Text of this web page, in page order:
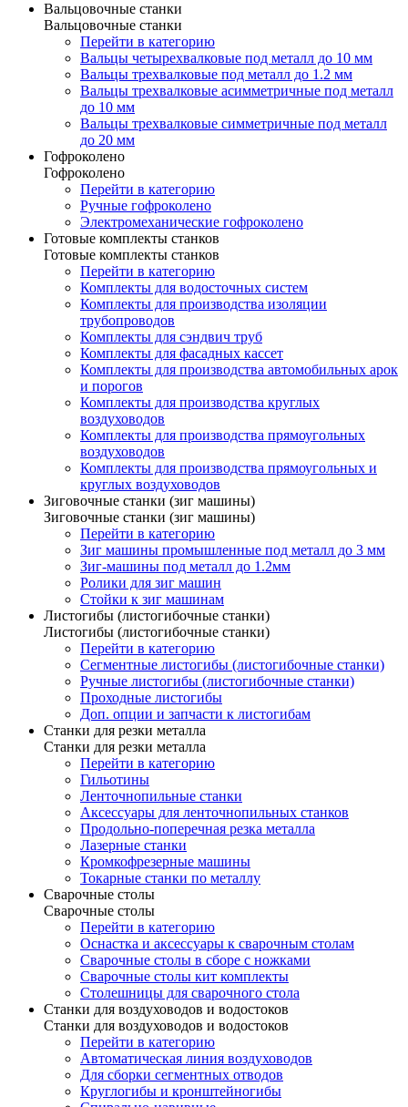
Вальцовочные станки
Вальцовочные станки
Перейти в категорию
Вальцы четырехвалковые под металл до 10 мм
Вальцы трехвалковые под металл до 1.2 мм
Вальцы трехвалковые асимметричные под металл
до 10 мм
Вальцы трехвалковые симметричные под металл
до 20 мм
Гофроколено
Гофроколено
Перейти в категорию
Ручные гофроколено
Электромеханические гофроколено
Готовые комплекты станков
Готовые комплекты станков
Перейти в категорию
Комплекты для водосточных систем
Комплекты для производства изоляции
трубопроводов
Комплекты для сэндвич труб
Комплекты для фасадных кассет
Комплекты для производства автомобильных арок
и порогов
Комплекты для производства круглых
воздуховодов
Комплекты для производства прямоугольных
воздуховодов
Комплекты для производства прямоугольных и
круглых воздуховодов
Зиговочные станки (зиг машины)
Зиговочные станки (зиг машины)
Перейти в категорию
Зиг машины промышленные под металл до 3 мм
Зиг-машины под металл до 1.2мм
Ролики для зиг машин
Стойки к зиг машинам
Листогибы (листогибочные станки)
Листогибы (листогибочные станки)
Перейти в категорию
Сегментные листогибы (листогибочные станки)
Ручные листогибы (листогибочные станки)
Проходные листогибы
Доп. опции и запчасти к листогибам
Станки для резки металла
Станки для резки металла
Перейти в категорию
Гильотины
Ленточнопильные станки
Аксессуары для ленточнопильных станков
Продольно-поперечная резка металла
Лазерные станки
Кромкофрезерные машины
Токарные станки по металлу
Сварочные столы
Сварочные столы
Перейти в категорию
Оснастка и аксессуары к сварочным столам
Сварочные столы в сборе с ножками
Сварочные столы кит комплекты
Столешницы для сварочного стола
Станки для воздуховодов и водостоков
Станки для воздуховодов и водостоков
Перейти в категорию
Автоматическая линия воздуховодов
Для сборки сегментных отводов
Круглогибы и кронштейногибы